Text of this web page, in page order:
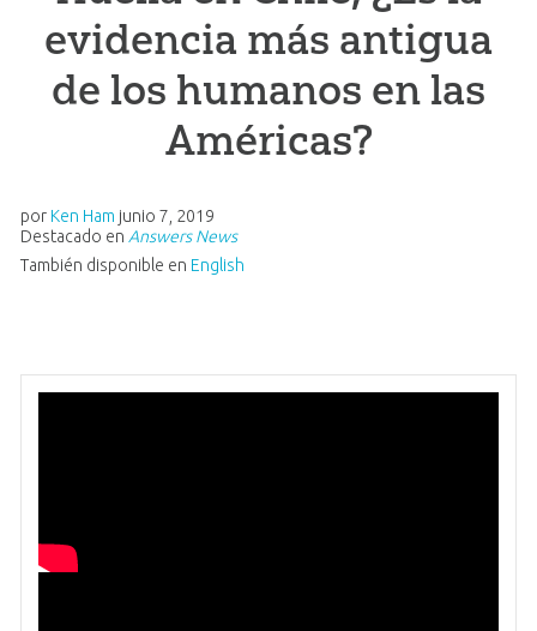
evidencia más antigua
de los humanos en las
Américas?
por Ken Ham junio 7, 2019
Destacado en Answers News
También disponible en English